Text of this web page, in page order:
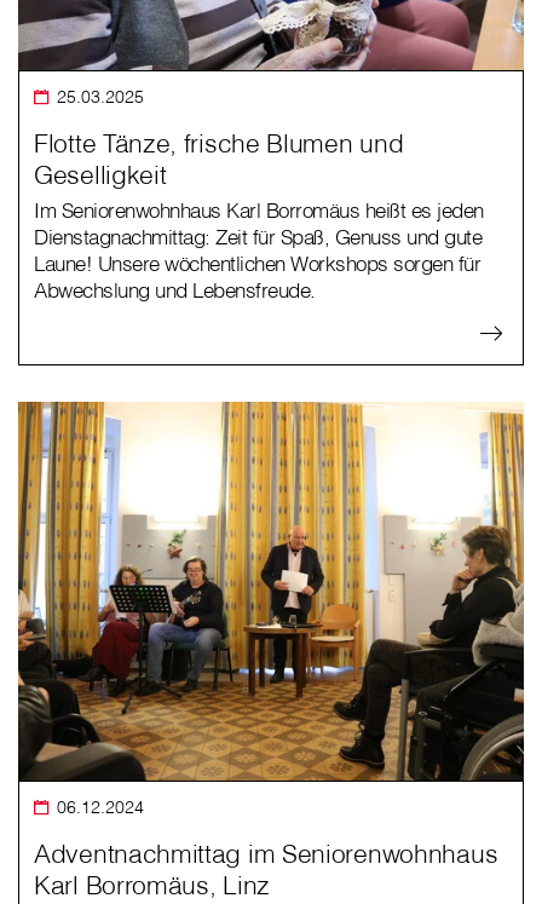
25.03.2025
Flotte Tänze, frische Blumen und
Geselligkeit
Im Seniorenwohnhaus Karl Borromäus heißt es jeden
Dienstagnachmittag: Zeit für Spaß, Genuss und gute
Laune! Unsere wöchentlichen Workshops sorgen für
Abwechslung und Lebensfreude.
06.12.2024
Adventnachmittag im Seniorenwohnhaus
Karl Borromäus, Linz